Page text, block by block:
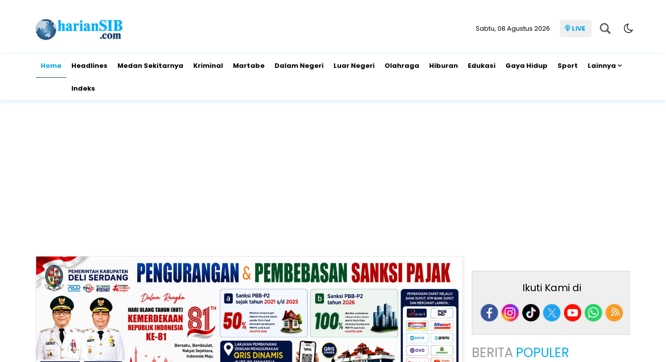
Sabtu, 08 Agustus 2026 LIVE
Home Headlines Medan Sekitarnya Kriminal Martabe Dalam Negeri Luar Negeri Olahraga Hiburan Edukasi Gaya Hidup Sport Lainnya
Indeks
Ikuti Kami di
BERITA POPULER